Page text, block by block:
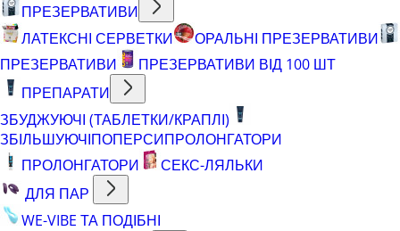
ПРЕЗЕРВАТИВИ
ЛАТЕКСНІ СЕРВЕТКИ
ОРАЛЬНІ ПРЕЗЕРВАТИВИ
ПРЕЗЕРВАТИВИ
ПРЕЗЕРВАТИВИ ВІД 100 ШТ
ПРЕПАРАТИ
ЗБУДЖУЮЧІ (ТАБЛЕТКИ/КРАПЛІ)
ЗБІЛЬШУЮЧІПОПЕРСИПРОЛОНГАТОРИ
ПРОЛОНГАТОРИ
СЕКС-ЛЯЛЬКИ
ДЛЯ ПАР
WE-VIBE ТА ПОДІБНІ